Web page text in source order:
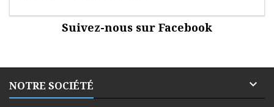
Suivez-nous sur Facebook
NOTRE SOCIÉTÉ 